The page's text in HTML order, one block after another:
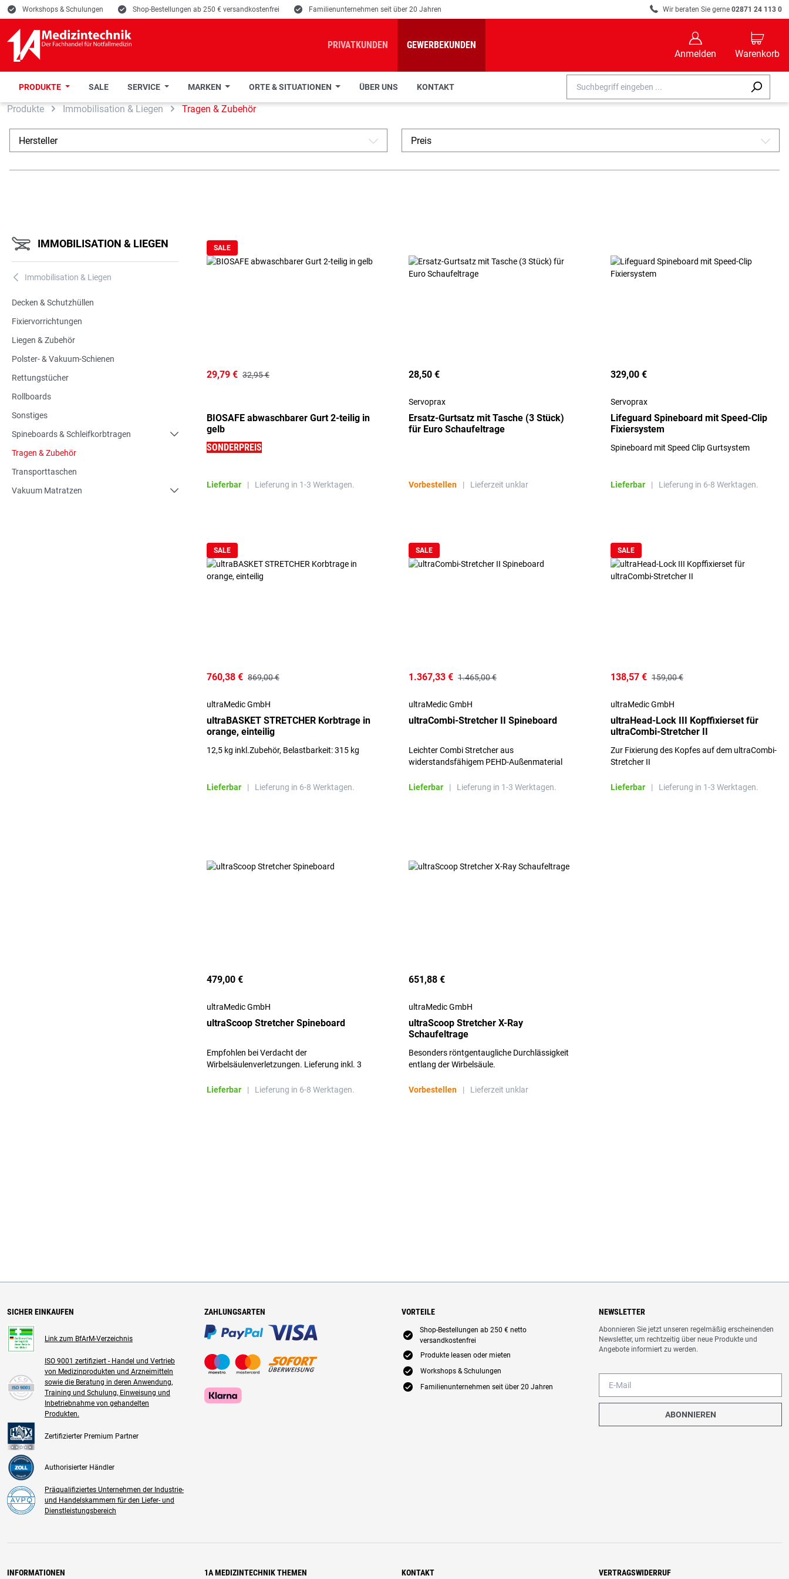
Hauptinhalt springen
Zur Suche springen
Zur Hauptnavigation springen
E Workshops & Schulungen E Shop-Bestellungen ab 250 € versandkostenfrei E Familienunternehmen seit über 20 Jahren R Wir beraten Sie gerne 02871 24 113 0
PRIVATKUNDEN GEWERBEKUNDEN
B
Anmelden
C
Warenkorb
PRODUKTE SALE SERVICE MARKEN ORTE & SITUATIONEN ÜBER UNS KONTAKT
Produkte Immobilisation & Liegen Tragen & Zubehör
Hersteller A Preis A
IMMOBILISATION & LIEGEN
A Immobilisation & Liegen
Decken & Schutzhüllen
Fixiervorrichtungen
Liegen & Zubehör
Polster- & Vakuum-Schienen
Rettungstücher
Rollboards
Sonstiges
Spineboards & Schleifkorbtragen
Tragen & Zubehör
Transporttaschen
Vakuum Matratzen
SALE
29,79 € 32,95 €
BIOSAFE abwaschbarer Gurt 2-teilig in
gelb
SONDERPREIS
Lieferbar | Lieferung in 1-3 Werktagen.
28,50 €
Servoprax
Ersatz-Gurtsatz mit Tasche (3 Stück)
für Euro Schaufeltrage
Vorbestellen | Lieferzeit unklar
329,00 €
Servoprax
Lifeguard Spineboard mit Speed-Clip
Fixiersystem
Spineboard mit Speed Clip Gurtsystem
Lieferbar | Lieferung in 6-8 Werktagen.
SALE
760,38 € 869,00 €
ultraMedic GmbH
ultraBASKET STRETCHER Korbtrage in
orange, einteilig
12,5 kg inkl.Zubehör, Belastbarkeit: 315 kg
Lieferbar | Lieferung in 6-8 Werktagen.
SALE
1.367,33 € 1.465,00 €
ultraMedic GmbH
ultraCombi-Stretcher II Spineboard
Leichter Combi Stretcher aus
widerstandsfähigem PEHD-Außenmaterial
Lieferbar
| Lieferung in 1-3 Werktagen.
SALE
138,57 € 159,00 €
ultraMedic GmbH
ultraHead-Lock III Kopffixierset für
ultraCombi-Stretcher II
Zur Fixierung des Kopfes auf dem ultraCombi-
Stretcher II
Lieferbar | Lieferung in 1-3 Werktagen.
479,00 €
ultraMedic GmbH
ultraScoop Stretcher Spineboard
Empfohlen bei Verdacht der
Wirbelsäulenverletzungen. Lieferung inkl. 3
Lieferbar
| Lieferung in 6-8 Werktagen.
651,88 €
ultraMedic GmbH
ultraScoop Stretcher X-Ray
Schaufeltrage
Besonders röntgentaugliche Durchlässigkeit
entlang der Wirbelsäule.
Vorbestellen | Lieferzeit unklar
SICHER EINKAUFEN
Link zum BfArM-Verzeichnis
ISO 9001 zertifiziert - Handel und Vertrieb
von Medizinprodukten und Arzneimitteln
sowie die Beratung in deren Anwendung,
Training und Schulung, Einweisung und
Inbetriebnahme von gehandelten
Produkten.
Zertifizierter Premium Partner
Authorisierter Händler
Präqualifiziertes Unternehmen der Industrie-
und Handelskammern für den Liefer- und
Dienstleistungsbereich
ZAHLUNGSARTEN VORTEILE
E
Shop-Bestellungen ab 250 € netto
versandkostenfrei
E Produkte leasen oder mieten
E Workshops & Schulungen
E Familienunternehmen seit über 20 Jahren
NEWSLETTER
Abonnieren Sie jetzt unseren regelmäßig erscheinenden
Newsletter, um rechtzeitig über neue Produkte und
Angebote informiert zu werden.
ABONNIEREN
INFORMATIONEN 1A MEDIZINTECHNIK THEMEN KONTAKT VERTRAGSWIDERRUF